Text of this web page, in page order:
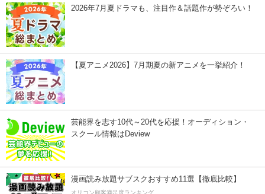
2026年7月夏ドラマも、注目作＆話題作が勢ぞろい！
【夏アニメ2026】7月期夏の新アニメを一挙紹介！
芸能界を志す10代～20代を応援！オーディション・
スクール情報はDeview
漫画読み放題サブスクおすすめ11選【徹底比較】